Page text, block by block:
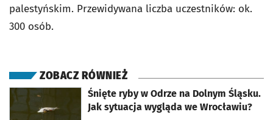
palestyńskim. Przewidywana liczba uczestników: ok.
300 osób.
ZOBACZ RÓWNIEŻ
Śnięte ryby w Odrze na Dolnym Śląsku.
Jak sytuacja wygląda we Wrocławiu?
otworzy się w nowej karcie